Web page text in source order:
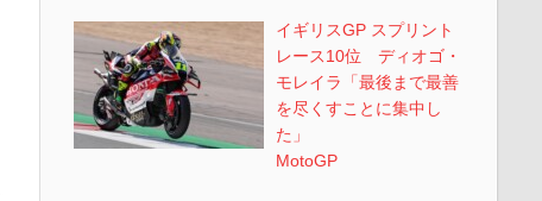
イギリスGP スプリント
レース10位 ディオゴ・
モレイラ「最後まで最善
を尽くすことに集中し
た」
MotoGP